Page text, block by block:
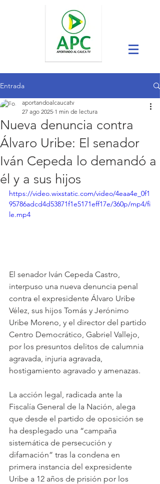
Entrada
Nueva denuncia contra
Álvaro Uribe: El senador
Iván Cepeda lo demandó a
él y a sus hijos
aportandoalcaucatv
27 ago 2025 1 min de lectura
https://video.wixstatic.com/video/4eaa4e_0f1
95786adcd4d53871f1e5171eff17e/360p/mp4/fi
le.mp4
El senador Iván Cepeda Castro,
interpuso una nueva denuncia penal
contra el expresidente Álvaro Uribe
Vélez, sus hijos Tomás y Jerónimo
Uribe Moreno, y el director del partido
Centro Democrático, Gabriel Vallejo,
por los presuntos delitos de calumnia
agravada, injuria agravada,
hostigamiento agravado y amenazas.
La acción legal, radicada ante la
Fiscalía General de la Nación, alega
que desde el partido de oposición se
ha desplegado una “campaña
sistemática de persecución y
difamación” tras la condena en
primera instancia del expresidente
Uribe a 12 años de prisión por los